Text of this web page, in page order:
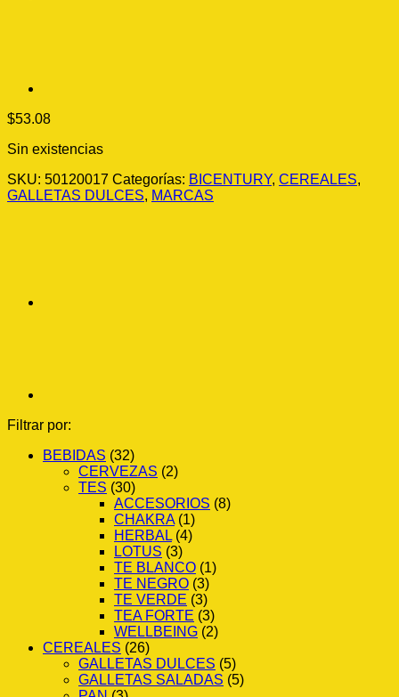
$53.08
Sin existencias
SKU: 50120017 Categorías: BICENTURY, CEREALES,
GALLETAS DULCES, MARCAS
Filtrar por:
BEBIDAS (32)
CERVEZAS (2)
TES (30)
ACCESORIOS (8)
CHAKRA (1)
HERBAL (4)
LOTUS (3)
TE BLANCO (1)
TE NEGRO (3)
TE VERDE (3)
TEA FORTE (3)
WELLBEING (2)
CEREALES (26)
GALLETAS DULCES (5)
GALLETAS SALADAS (5)